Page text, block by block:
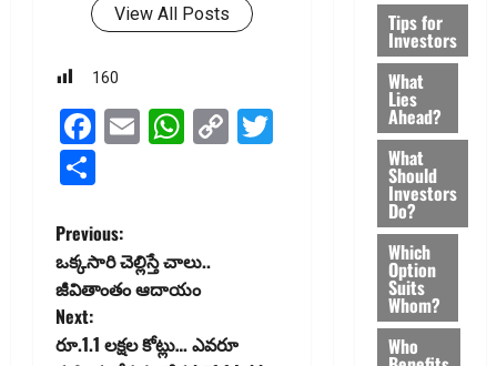
View All Posts
160
Facebook
EmailWhatsApp
Copy Twitter
P
o
s
Previous:
ఒక్క‌సారి చెల్లిస్తే చాలు..
జీవితాంతం ఆదాయం
Next:
రూ.1.1 లక్షల కోట్లు… ఎవరూ
Tips for
Investors
What
Lies
Ahead?
What
Should
Investors
Do?
Which
Option
Suits
Whom?
Who